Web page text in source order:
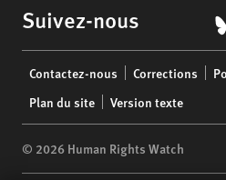
Suivez-nous
menu
Contactez-nous Corrections
Plan du site
Version texte
© 2026 Human Rights Watch